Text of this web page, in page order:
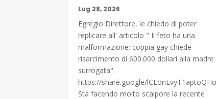
Lug 28, 2026
Egregio Direttore, le chiedo di poter
replicare all' articolo " Il feto ha una
malformazione: coppia gay chiede
risarcimento di 600.000 dollari alla madre
surrogata".
https://share.google/lCLonEvyT1aptoQHo
Sta facendo molto scalpore la recente